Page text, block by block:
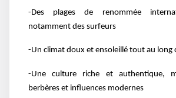
-Des plages de renommée
notamment des surfeurs
-Un climat doux et ensoleillé tout au long
-Une culture riche et authentique,
berbères et influences modernes